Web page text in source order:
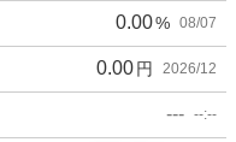
0.00% 08/07
0.00円 2026/12
--- --:--